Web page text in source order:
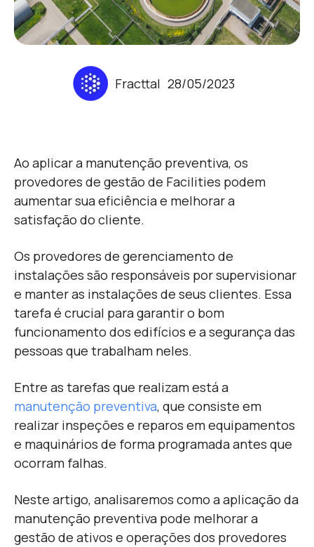
Fracttal 28/05/2023
Ao aplicar a manutenção preventiva, os
provedores de gestão de Facilities podem
aumentar sua eficiência e melhorar a
satisfação do cliente.
Os provedores de gerenciamento de
instalações são responsáveis por supervisionar
e manter as instalações de seus clientes. Essa
tarefa é crucial para garantir o bom
funcionamento dos edifícios e a segurança das
pessoas que trabalham neles.
Entre as tarefas que realizam está a
manutenção preventiva, que consiste em
realizar inspeções e reparos em equipamentos
e maquinários de forma programada antes que
ocorram falhas.
Neste artigo, analisaremos como a aplicação da
manutenção preventiva pode melhorar a
gestão de ativos e operações dos provedores